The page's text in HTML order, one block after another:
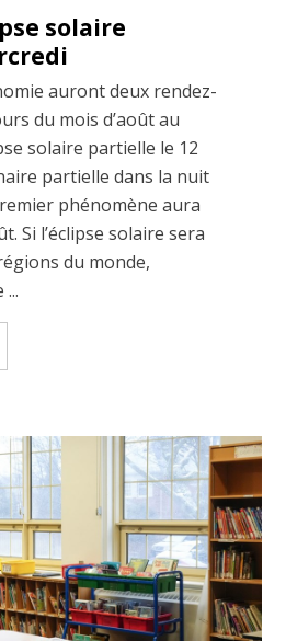
solaire
auront deux rendez-
du mois d’août au
solaire partielle le 12
partielle dans la nuit
phénomène aura
Si l’éclipse solaire sera
du monde,